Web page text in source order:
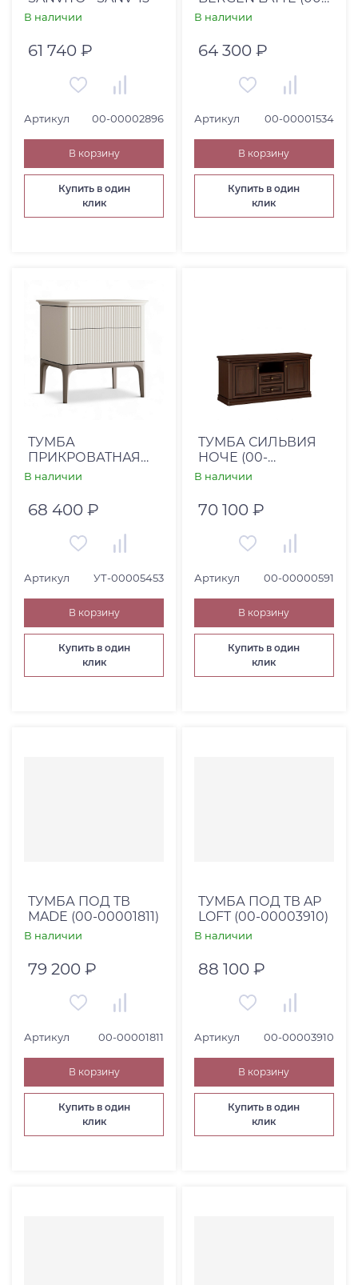
В наличии
61 740 ₽
Артикул 00-00002896
В корзину
Купить в один
клик
00001534)
В наличии
64 300 ₽
Артикул 00-00001534
В корзину
Купить в один
клик
ТУМБА
ПРИКРОВАТНАЯ
PRIMO-K - PR002AT-
В наличии
68 400 ₽
Артикул УТ-00005453
В корзину
Купить в один
клик
ТУМБА СИЛЬВИЯ
НОЧЕ (00-
00000591)
В наличии
70 100 ₽
Артикул 00-00000591
В корзину
Купить в один
клик
ТУМБА ПОД ТВ
MADE (00-00001811)
В наличии
79 200 ₽
Артикул 00-00001811
В корзину
Купить в один
клик
ТУМБА ПОД ТВ AP
LOFT (00-00003910)
В наличии
88 100 ₽
Артикул 00-00003910
В корзину
Купить в один
клик